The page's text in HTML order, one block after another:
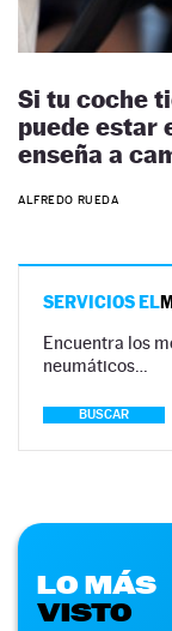
Si tu coche
puede estar
enseña a
ALFREDO RUEDA
SERVICIOS EL
Encuentra los
neumáticos…
BUSCAR
LO MÁS
VISTO